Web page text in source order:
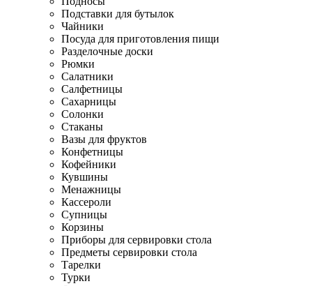
Подставки для бутылок
Чайники
Посуда для приготовления пищи
Разделочные доски
Рюмки
Салатники
Салфетницы
Сахарницы
Солонки
Стаканы
Вазы для фруктов
Конфетницы
Кофейники
Кувшины
Менажницы
Кассероли
Супницы
Корзины
Приборы для сервировки стола
Предметы сервировки стола
Тарелки
Турки